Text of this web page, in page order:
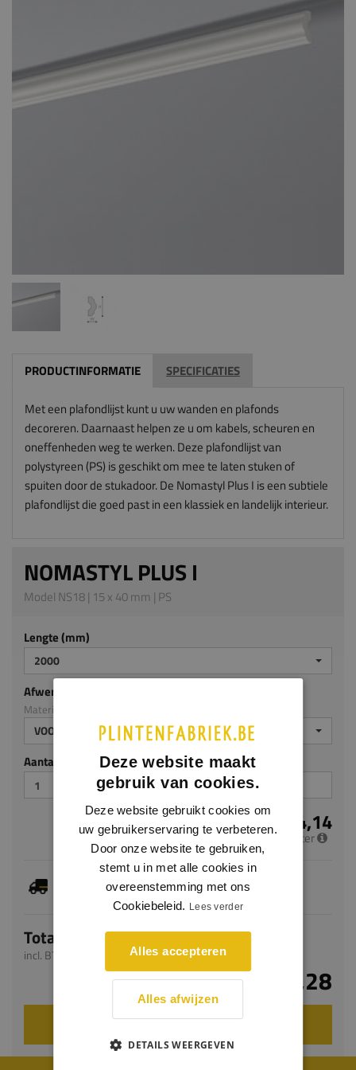
PRODUCTINFORMATIE SPECIFICATIES
Met een plafondlijst kunt u uw wanden en plafonds
decoreren. Daarnaast helpen ze u om kabels, scheuren en
oneffenheden weg te werken. Deze plafondlijst van
polystyreen (PS) is geschikt om mee te laten stuken of
spuiten door de stukadoor. De Nomastyl Plus I is een subtiele
plafondlijst die goed past in een klassiek en landelijk interieur.
NOMASTYL PLUS I
Model NS18 | 15 x 40 mm | PS
Lengte (mm)
2000
Afwerking
Materiaal: PS
VOORGELAKT
Aantal stuks
€ 4,14
per meter
Dit artikel is voorradig, de verwachte levertijd
bedraagt 1-3 werkdagen
Totaal
incl. BTW
€ 8,28
VOEG TOE AAN WINKELWAGEN
Deze website maakt
gebruik van cookies.
Deze website gebruikt cookies om
uw gebruikerservaring te verbeteren.
Door onze website te gebruiken,
stemt u in met alle cookies in
overeenstemming met ons
Cookiebeleid. Lees verder
Alles accepteren
Alles afwijzen
DETAILS WEERGEVEN